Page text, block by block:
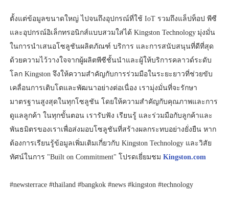
ตั้งแต่ข้อมูลขนาดใหญ่ ไปจนถึงอุปกรณ์ที่ใช้ IoT รวมถึงแล็ปท็อป พีซี
และอุปกรณ์อิเล็กทรอนิกส์แบบสวมใส่ได้ Kingston Technology มุ่งมั่น
ในการนำเสนอโซลูชันผลิตภัณฑ์ บริการ และการสนับสนุนที่ดีที่สุด
ด้วยความไว้วางใจจากผู้ผลิตพีซีชั้นนำและผู้ให้บริการคลาวด์ระดับ
โลก Kingston จึงให้ความสำคัญกับการร่วมมือในระยะยาวที่ช่วยขับ
เคลื่อนการเติบโตและพัฒนาอย่างต่อเนื่อง เรามุ่งมั่นที่จะรักษา
มาตรฐานสูงสุดในทุกโซลูชัน โดยให้ความสำคัญกับคุณภาพและการ
ดูแลลูกค้า ในทุกขั้นตอน เรารับฟัง เรียนรู้ และร่วมมือกับลูกค้าและ
พันธมิตรของเราเพื่อส่งมอบโซลูชันที่สร้างผลกระทบอย่างยั่งยืน หาก
ต้องการเรียนรู้ข้อมูลเพิ่มเติมเกี่ยวกับ Kingston Technology และวิสัย
ทัศน์ในการ "Built on Commitment" โปรดเยี่ยมชม Kingston.com
#newsterrace #thailand #bangkok #news #kingston #technology